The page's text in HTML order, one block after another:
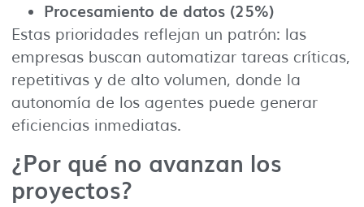
Procesamiento de datos (25%)
Estas prioridades reflejan un patrón: las
empresas buscan automatizar tareas críticas,
repetitivas y de alto volumen, donde la
autonomía de los agentes puede generar
eficiencias inmediatas.
¿Por qué no avanzan los
proyectos?